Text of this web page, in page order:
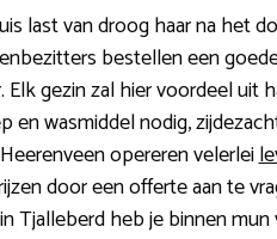
last van droog haar na het
bestellen een
Elk gezin zal hier voordeel uit
en wasmiddel nodig,
opereren velerlei
door een offerte aan te
Tjalleberd heb je binnen mun